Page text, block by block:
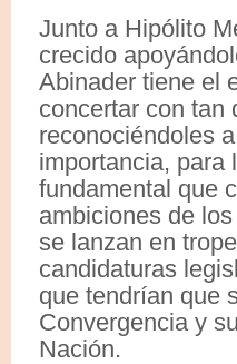
Junto a Hipólito
crecido
Abinader tiene el
concertar con tan
reconociéndoles
importancia, para
fundamental que
ambiciones de
se lanzan en
candidaturas
que tendrían que
Convergencia y
Nación.